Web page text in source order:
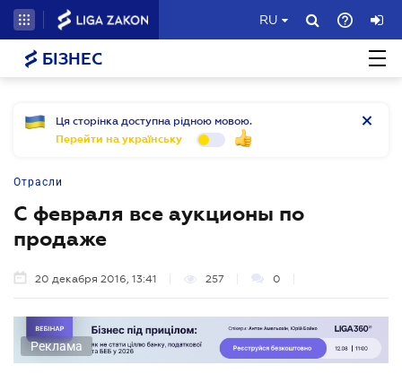
RU
БІЗНЕС
Ця сторінка доступна рідною мовою.
Перейти на українську
Отрасли
С февраля все аукционы по
продаже
20 декабря 2016, 13:41 257 0
Реклама